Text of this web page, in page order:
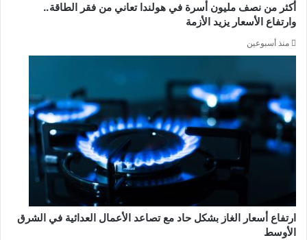
أكثر من نصف مليون أسرة في هولندا تعاني من فقر الطاقة..
وارتفاع الأسعار يزيد الأزمة
منذ أسبوعين
ارتفاع أسعار الغاز بشكل حاد مع تصاعد الأعمال العدائية في الشرق
الأوسط